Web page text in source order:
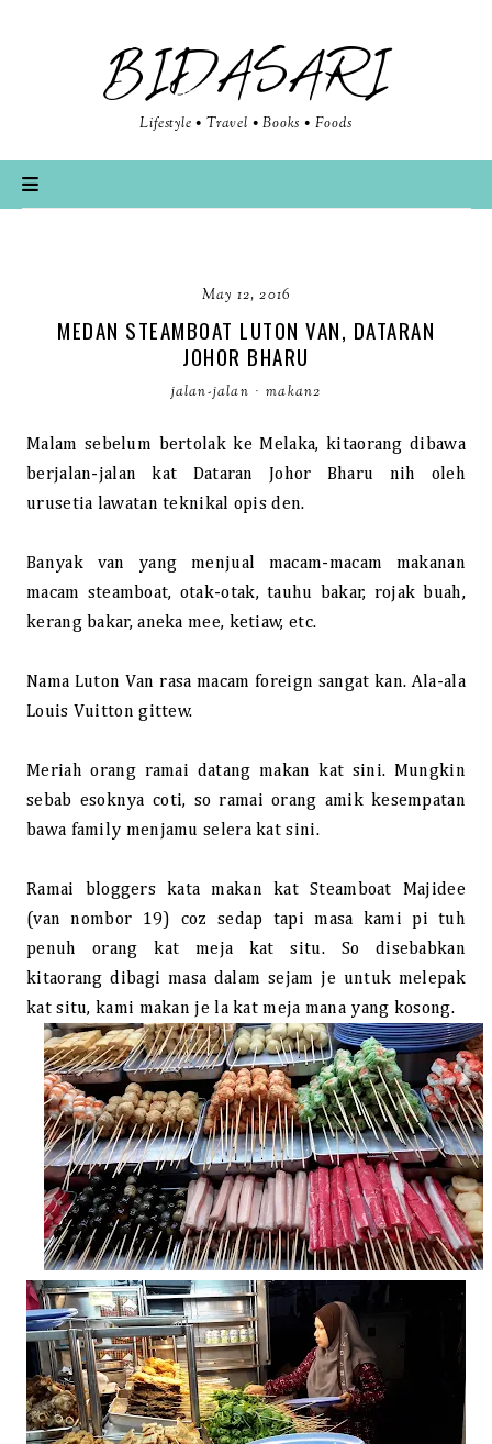
BIDASARI
Lifestyle • Travel • Books • Foods
May 12, 2016
MEDAN STEAMBOAT LUTON VAN, DATARAN
JOHOR BHARU
jalan-jalan · makan2
Malam sebelum bertolak ke Melaka, kitaorang dibawa
berjalan-jalan kat Dataran Johor Bharu nih oleh
urusetia lawatan teknikal opis den.
Banyak van yang menjual macam-macam makanan
macam steamboat, otak-otak, tauhu bakar, rojak buah,
kerang bakar, aneka mee, ketiaw, etc.
Nama Luton Van rasa macam foreign sangat kan. Ala-ala
Louis Vuitton gittew.
Meriah orang ramai datang makan kat sini. Mungkin
sebab esoknya coti, so ramai orang amik kesempatan
bawa family menjamu selera kat sini.
Ramai bloggers kata makan kat Steamboat Majidee
(van nombor 19) coz sedap tapi masa kami pi tuh
penuh orang kat meja kat situ. So disebabkan
kitaorang dibagi masa dalam sejam je untuk melepak
kat situ, kami makan je la kat meja mana yang kosong.